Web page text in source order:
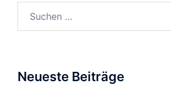
nach:
Neueste Beiträge